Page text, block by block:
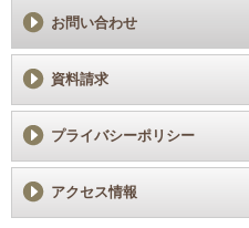
お問い合わせ
資料請求
プライバシーポリシー
アクセス情報